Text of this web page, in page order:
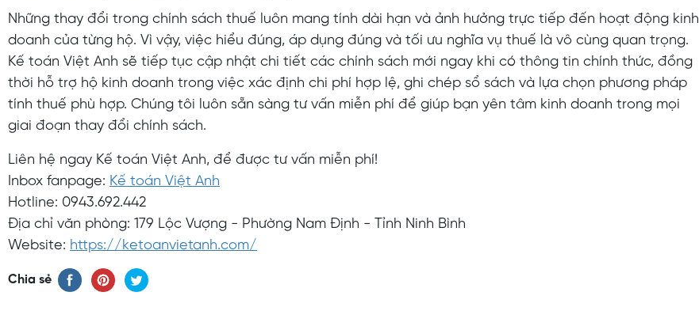
Những thay đổi trong chính sách thuế luôn mang tính dài hạn và ảnh hưởng trực tiếp đến hoạt động kinh
doanh của từng hộ. Vì vậy, việc hiểu đúng, áp dụng đúng và tối ưu nghĩa vụ thuế là vô cùng quan trọng.
Kế toán Việt Anh sẽ tiếp tục cập nhật chi tiết các chính sách mới ngay khi có thông tin chính thức, đồng
thời hỗ trợ hộ kinh doanh trong việc xác định chi phí hợp lệ, ghi chép sổ sách và lựa chọn phương pháp
tính thuế phù hợp. Chúng tôi luôn sẵn sàng tư vấn miễn phí để giúp bạn yên tâm kinh doanh trong mọi
giai đoạn thay đổi chính sách.
Liên hệ ngay Kế toán Việt Anh, để được tư vấn miễn phí!
Inbox fanpage: Kế toán Việt Anh
Hotline: 0943.692.442
Địa chỉ văn phòng: 179 Lộc Vượng - Phường Nam Định - Tỉnh Ninh Bình
Website: https://ketoanvietanh.com/
Chia sẻ